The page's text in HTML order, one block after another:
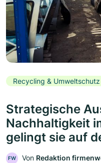
Recycling & Umweltschutz
Strategische
Nachhaltigkeit
gelingt sie auf
FW Von Redaktion